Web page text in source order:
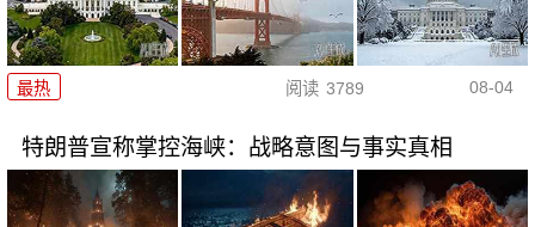
最热 阅读 3789 08-04
特朗普宣称掌控海峡：战略意图与事实真相